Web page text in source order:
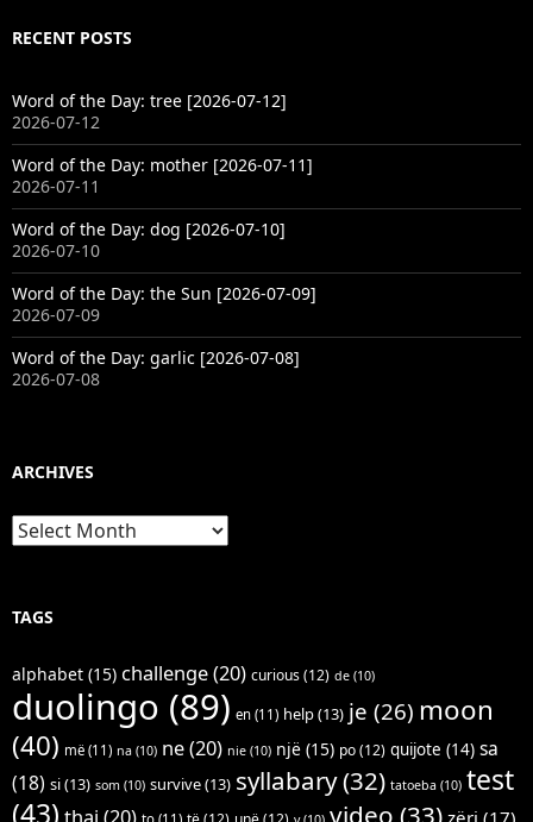
RECENT POSTS
Word of the Day: tree [2026-07-12]
2026-07-12
Word of the Day: mother [2026-07-11]
2026-07-11
Word of the Day: dog [2026-07-10]
2026-07-10
Word of the Day: the Sun [2026-07-09]
2026-07-09
Word of the Day: garlic [2026-07-08]
2026-07-08
ARCHIVES
Archives
TAGS
alphabet (15) challenge(20) curious(12) de (10)
duolingo (89) en (11) help(13) je (26) moon
(40) më (11) na (10) ne(20) nie (10) një (15) po(12) quijote (14) sa
(18) si(13) som (10) survive(13) syllabary(32) tatoeba (10) test
(43) thai (20) video (33) zëri (17)